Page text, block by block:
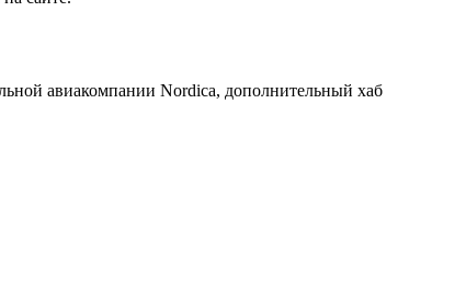
авиакомпании Nordica, дополнительный хаб